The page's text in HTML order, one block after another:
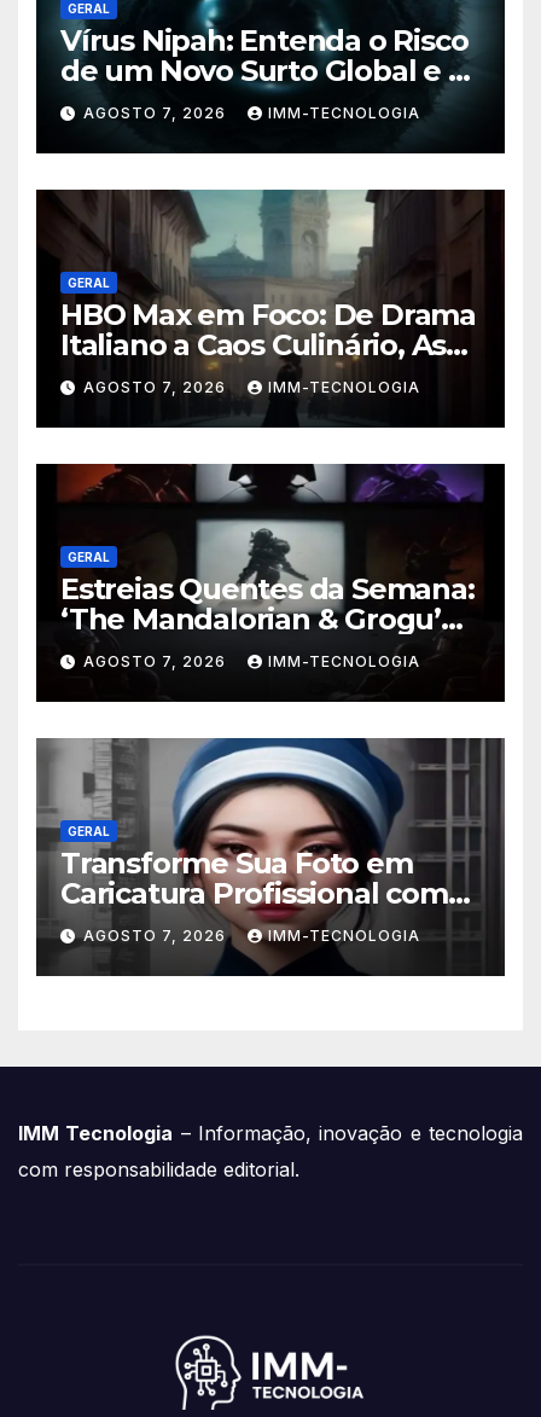
GERAL
Vírus Nipah: Entenda o Risco
de um Novo Surto Global e a
Preocupação dos
Especialistas
AGOSTO 7, 2026 IMM-TECNOLOGIA
GERAL
HBO Max em Foco: De Drama
Italiano a Caos Culinário, As
Novidades Imperdíveis da
Semana (16 a 22 de Fevereiro)
AGOSTO 7, 2026 IMM-TECNOLOGIA
GERAL
Estreias Quentes da Semana:
‘The Mandalorian & Grogu’
Anunciado e Outros
Lançamentos Imperdíveis!
AGOSTO 7, 2026 IMM-TECNOLOGIA
GERAL
Transforme Sua Foto em
Caricatura Profissional com
ChatGPT: A Nova Trend
Digital Explicada
AGOSTO 7, 2026 IMM-TECNOLOGIA
IMM Tecnologia – Informação, inovação e tecnologia
com responsabilidade editorial.